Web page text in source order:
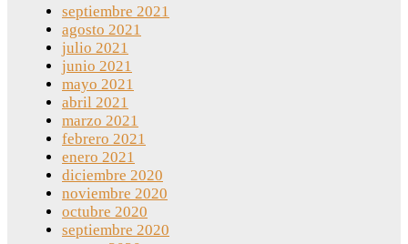
septiembre 2021
agosto 2021
julio 2021
junio 2021
mayo 2021
abril 2021
marzo 2021
febrero 2021
enero 2021
diciembre 2020
noviembre 2020
octubre 2020
septiembre 2020